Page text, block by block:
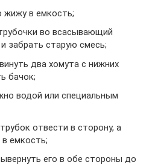
жижу в емкость;
во всасывающий
забрать старую смесь;
два хомута с нижних
бачок;
водой или специальным
отвести в сторону, а
емкость;
его в обе стороны до